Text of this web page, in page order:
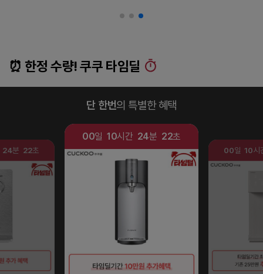
⏰ 한정 수량! 쿠쿠 타임딜
단 한번의 특별한 혜택
24분18초
00일10시간 24분 18초
00일10